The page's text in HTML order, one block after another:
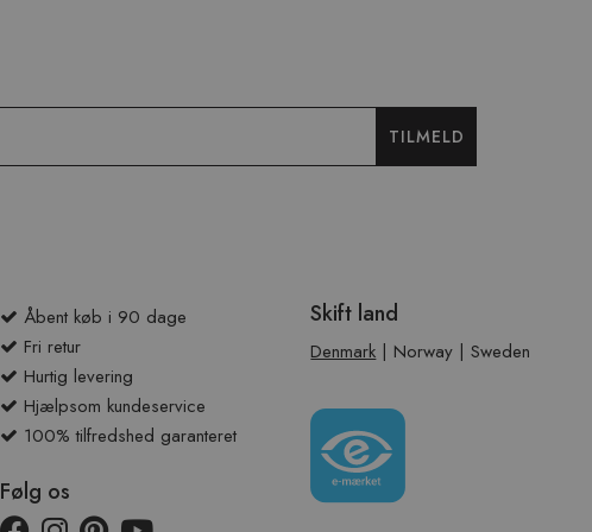
TILMELD
Åbent køb i 90 dage
Fri retur
Hurtig levering
Hjælpsom kundeservice
100% tilfredshed garanteret
Følg os
Skift land
Denmark | Norway |Sweden